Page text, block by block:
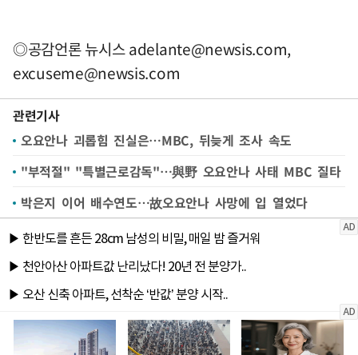
◎공감언론 뉴시스adelante@newsis.com,
excuseme@newsis.com
관련기사
오요안나 괴롭힘 진실은…MBC, 뒤늦게 조사 속도
"부적절" "특별근로감독"…與野 오요안나 사태 MBC 질타
박은지 이어 배수연도…故오요안나 사망에 입 열었다